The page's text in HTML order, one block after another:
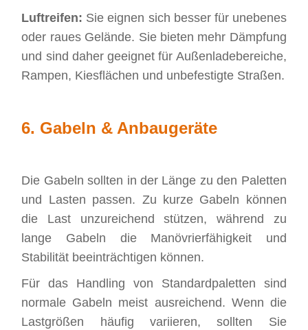
Luftreifen: Sie eignen sich besser für unebenes
oder raues Gelände. Sie bieten mehr Dämpfung
und sind daher geeignet für Außenladebereiche,
Rampen, Kiesflächen und unbefestigte Straßen.
6. Gabeln & Anbaugeräte
Die Gabeln sollten in der Länge zu den Paletten
und Lasten passen. Zu kurze Gabeln können
die Last unzureichend stützen, während zu
lange Gabeln die Manövrierfähigkeit und
Stabilität beeinträchtigen können.
Für das Handling von Standardpaletten sind
normale Gabeln meist ausreichend. Wenn die
Lastgrößen häufig variieren, sollten Sie